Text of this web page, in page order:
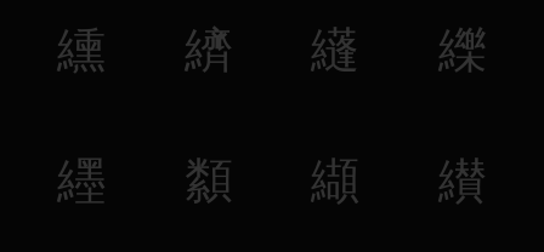
纁 纃 纄 纅
纆 纇 纈 纉